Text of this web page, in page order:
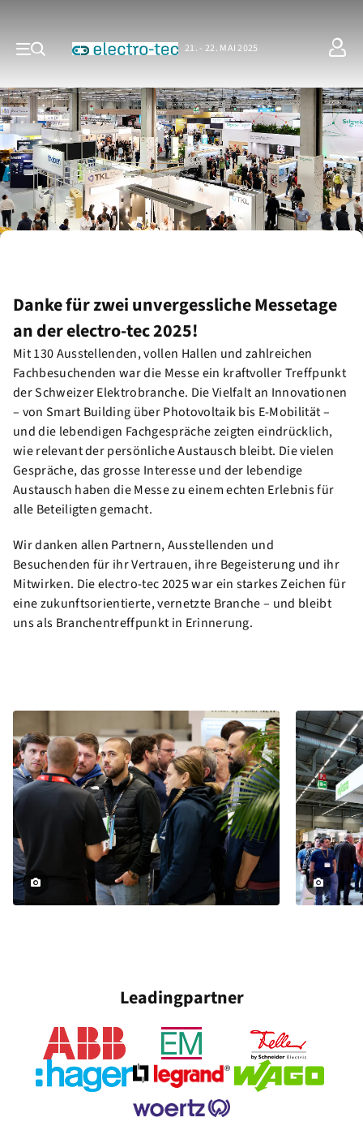
21. - 22. MAI 2025
Danke für zwei unvergessliche Messetage
an der electro-tec 2025!
Mit 130 Ausstellenden, vollen Hallen und zahlreichen
Fachbesuchenden war die Messe ein kraftvoller Treffpunkt
der Schweizer Elektrobranche. Die Vielfalt an Innovationen
– von Smart Building über Photovoltaik bis E-Mobilität –
und die lebendigen Fachgespräche zeigten eindrücklich,
wie relevant der persönliche Austausch bleibt. Die vielen
Gespräche, das grosse Interesse und der lebendige
Austausch haben die Messe zu einem echten Erlebnis für
alle Beteiligten gemacht.
Wir danken allen Partnern, Ausstellenden und
Besuchenden für ihr Vertrauen, ihre Begeisterung und ihr
Mitwirken. Die electro-tec 2025 war ein starkes Zeichen für
eine zukunftsorientierte, vernetzte Branche – und bleibt
uns als Branchentreffpunkt in Erinnerung.
Leadingpartner